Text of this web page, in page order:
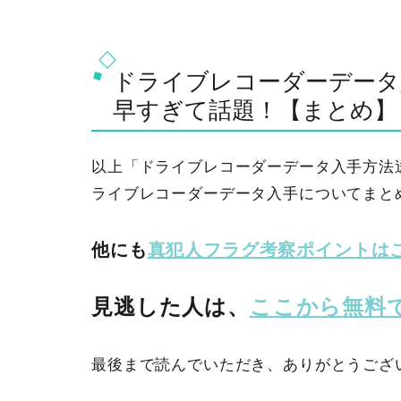
ドライブレコーダーデー
早すぎて話題！【まとめ】
以上「ドライブレコーダーデータ入手方
ライブレコーダーデータ入手についてまと
他にも真犯人フラグ考察ポイントは
見逃した人は、 ここから無料
最後まで読んでいただき、ありがとうござ